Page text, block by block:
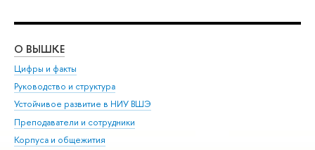
О ВЫШКЕ
Цифры и факты
Руководство и структура
Устойчивое развитие в НИУ ВШЭ
Преподаватели и сотрудники
Корпуса и общежития